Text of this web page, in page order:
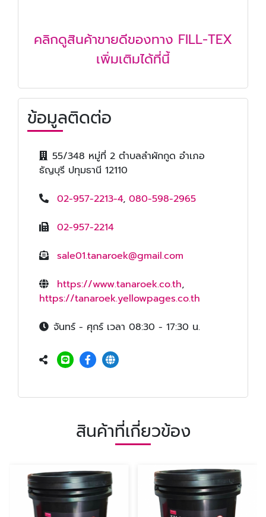
คลิกดูสินค้าขายดีของทาง FILL-TEX
เพิ่มเติมได้ที่นี้
ข้อมูลติดต่อ
55/348 หมู่ที่ 2 ตำบลลำผักกูด อำเภอ
ธัญบุรี ปทุมธานี 12110
02-957-2213-4, 080-598-2965
02-957-2214
sale01.tanaroek@gmail.com
https://www.tanaroek.co.th,
https://tanaroek.yellowpages.co.th
จันทร์ - ศุกร์ เวลา 08:30 - 17:30 น.
สินค้าที่เกี่ยวข้อง